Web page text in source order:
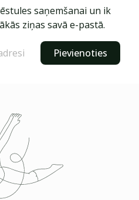
saņemšanai un ik
ziņas savā e-pastā.
Pievienoties